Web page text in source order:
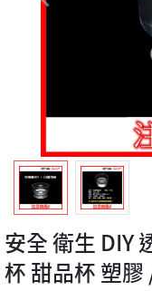
安全 衛生 DIY
杯 甜品杯 塑